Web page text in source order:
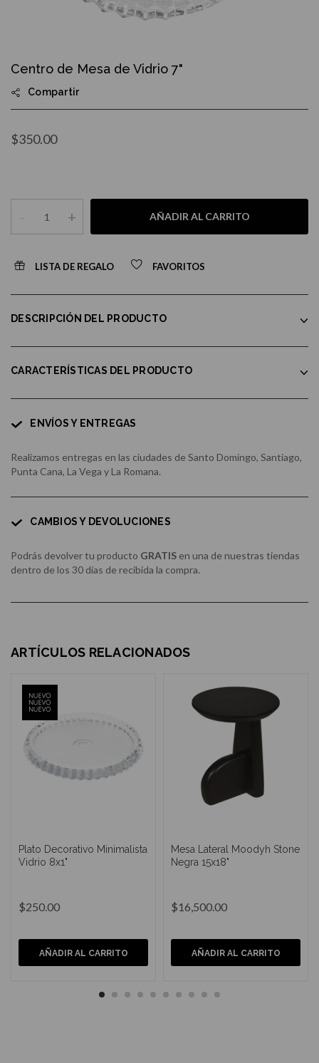
the
of
the
gallery
Centro de Mesa de Vidrio 7"
Compartir
$350.00
- + AÑADIR AL CARRITO
LISTA DE REGALO FAVORITOS
DESCRIPCIÓN DEL PRODUCTO
CARACTERÍSTICAS DEL PRODUCTO
ENVÍOS Y ENTREGAS
Realizamos entregas en las ciudades de Santo Domingo, Santiago,
Punta Cana, La Vega y La Romana.
CAMBIOS Y DEVOLUCIONES
Podrás devolver tu producto GRATIS en una de nuestras tiendas
dentro de los 30 días de recibida la compra.
ARTÍCULOS RELACIONADOS
Plato Decorativo Minimalista
Vidrio 8x1"
$250.00
AÑADIR AL CARRITO
Mesa Lateral Moodyh Stone
Negra 15x18"
$16,500.00
AÑADIR AL CARRITO